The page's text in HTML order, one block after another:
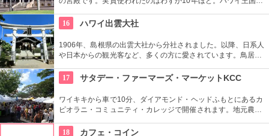
を経て一般公開されました。豪華絢爛な調度品は当時の4割程
度の数だとか。
16 ハワイ出雲大社
1906年、島根県の出雲大社から分社されました。以降、日系人
や日本からの観光客など、多くの方に愛されています。鳥居や
りそう。日本とハワイで2度お祈りされたお守りも好評です。
17 サタデー・ファーマーズ・マーケットKCC
ワイキキから車で10分、ダイアモンド・ヘッドふもとにあるカ
ピオラニ・コミュニティ・カレッジで開催されます。地元農家
食べたくなっちゃいそう。ロコも観光客も多く集まる人気の朝
18 カフェ・コイン